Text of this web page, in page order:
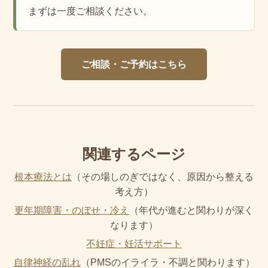
まずは一度ご相談ください。
ご相談・ご予約はこちら
関連するページ
根本療法とは （その場しのぎではなく、原因から整える
考え方）
更年期障害・のぼせ・冷え
（年代が進むと関わりが深く
なります）
不妊症・妊活サポート
自律神経の乱れ（PMSのイライラ・不調と関わります）